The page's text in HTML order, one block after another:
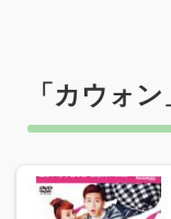
「カウォン